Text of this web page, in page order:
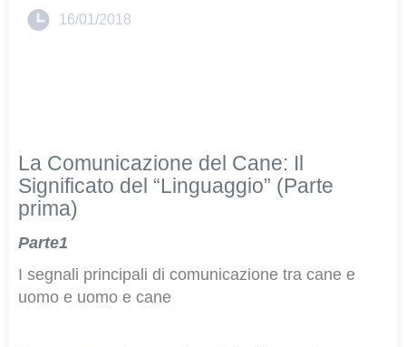
16/01/2018
La Comunicazione del Cane: Il
Significato del “Linguaggio” (Parte
prima)
Parte1
I segnali principali di comunicazione tra cane e
uomo e uomo e cane